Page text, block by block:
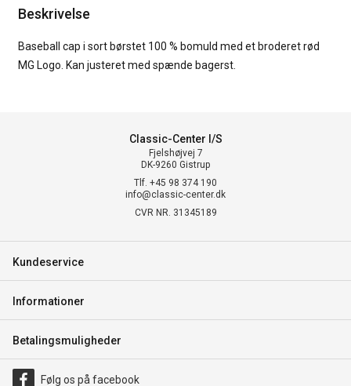
Beskrivelse
Baseball cap i sort børstet 100 % bomuld med et broderet rød
MG Logo. Kan justeret med spænde bagerst.
Classic-Center I/S
Fjelshøjvej 7
DK-9260 Gistrup
Tlf. +45 98 374 190
info@classic-center.dk
CVR NR. 31345189
Kundeservice
Informationer
Betalingsmuligheder
Følg os på facebook